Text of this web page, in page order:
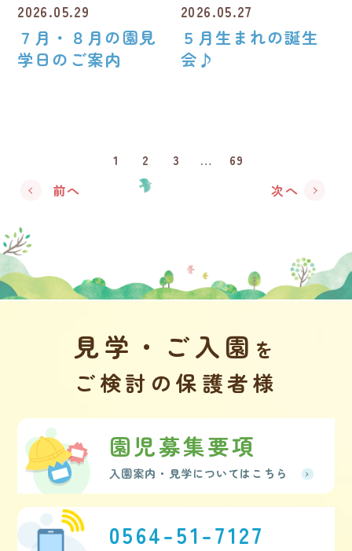
2026.05.29
７月・８月の園見
学日のご案内
2026.05.27
５月生まれの誕生
会♪
前へ
1 2 3 … 69
次へ
見学・ご入園 を
ご検討の保護者様
園児募集要項
入園案内・見学についてはこちら
0564-51-7127